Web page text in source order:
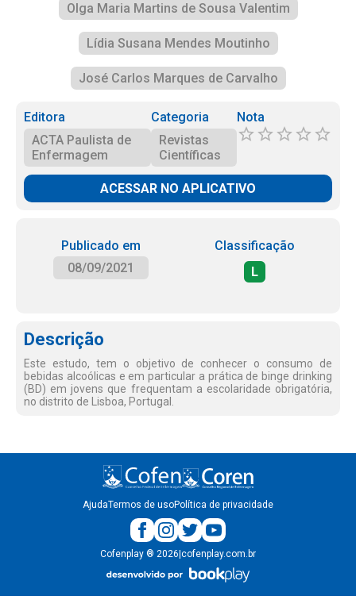
Olga Maria Martins de Sousa Valentim
Lídia Susana Mendes Moutinho
José Carlos Marques de Carvalho
Editora
ACTA Paulista de
Enfermagem
Categoria
Revistas
Científicas
Nota
ACESSAR NO APLICATIVO
Publicado em
08/09/2021
Classificação
L
Descrição
Este estudo, tem o objetivo de conhecer o consumo de
bebidas alcoólicas e em particular a prática de binge drinking
(BD) em jovens que frequentam a escolaridade obrigatória,
no distrito de Lisboa, Portugal.
AjudaTermos de usoPolítica de privacidade
Cofenplay ® 2026 cofenplay.com.br